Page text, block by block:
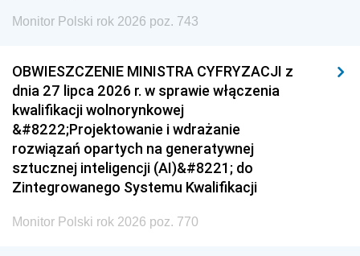
Monitor Polski rok 2026 poz. 743
OBWIESZCZENIE MINISTRA CYFRYZACJI z
dnia 27 lipca 2026 r. w sprawie włączenia
kwalifikacji wolnorynkowej
&#8222;Projektowanie i wdrażanie
rozwiązań opartych na generatywnej
sztucznej inteligencji (AI)&#8221; do
Zintegrowanego Systemu Kwalifikacji
Monitor Polski rok 2026 poz. 770